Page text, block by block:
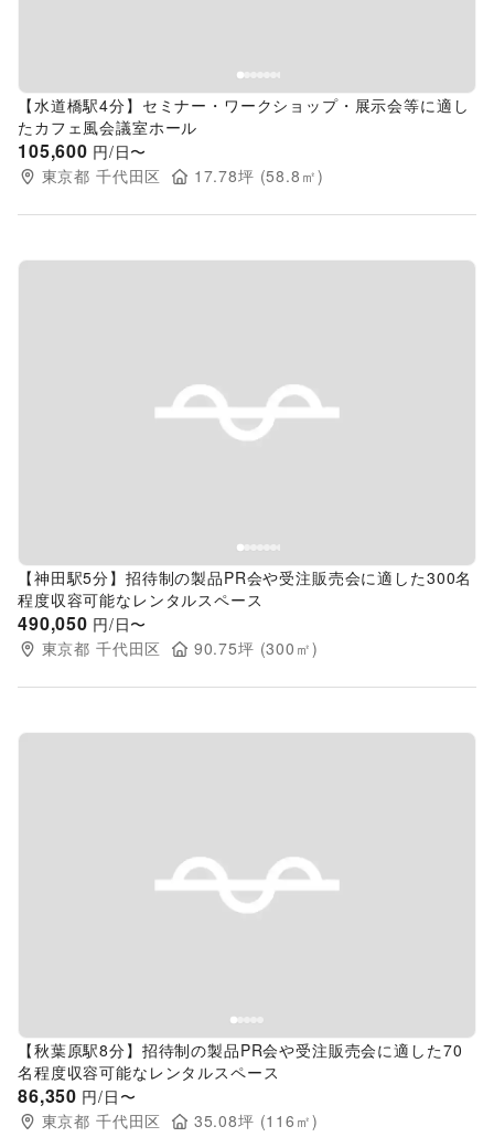
【水道橋駅4分】セミナー・ワークショップ・展示会等に適し
たカフェ風会議室ホール
105,600 円/日〜
東京都 千代田区 17.78坪 (58.8 ㎡)
Previous slide
【神田駅5分】招待制の製品PR会や受注販売会に適した300名
程度収容可能なレンタルスペース
490,050 円/日〜
東京都 千代田区 90.75坪 (300 ㎡)
Previous slide
【秋葉原駅8分】招待制の製品PR会や受注販売会に適した70
名程度収容可能なレンタルスペース
86,350 円/日〜
東京都 千代田区 35.08坪 (116 ㎡)